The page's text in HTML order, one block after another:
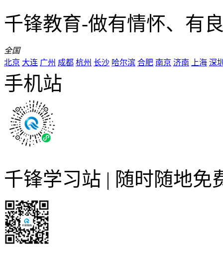
千锋教育-做有情怀、有
全国
北京 大连 广州 成都 杭州 长沙 哈尔滨 合肥 南京 济南 上海 深
手机站
千锋学习站 | 随时随地免